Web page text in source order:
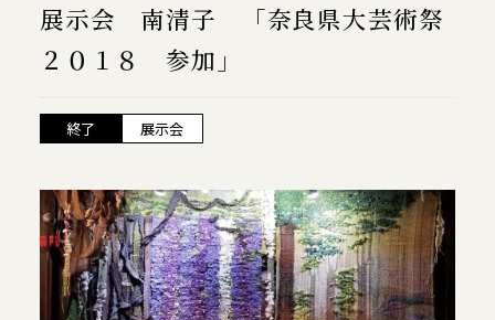
当館について
当館について
メディア実績
活動実績
お知らせ
展示会 南清子 「奈良県大芸術祭
２０１８ 参加」
終了 展示会